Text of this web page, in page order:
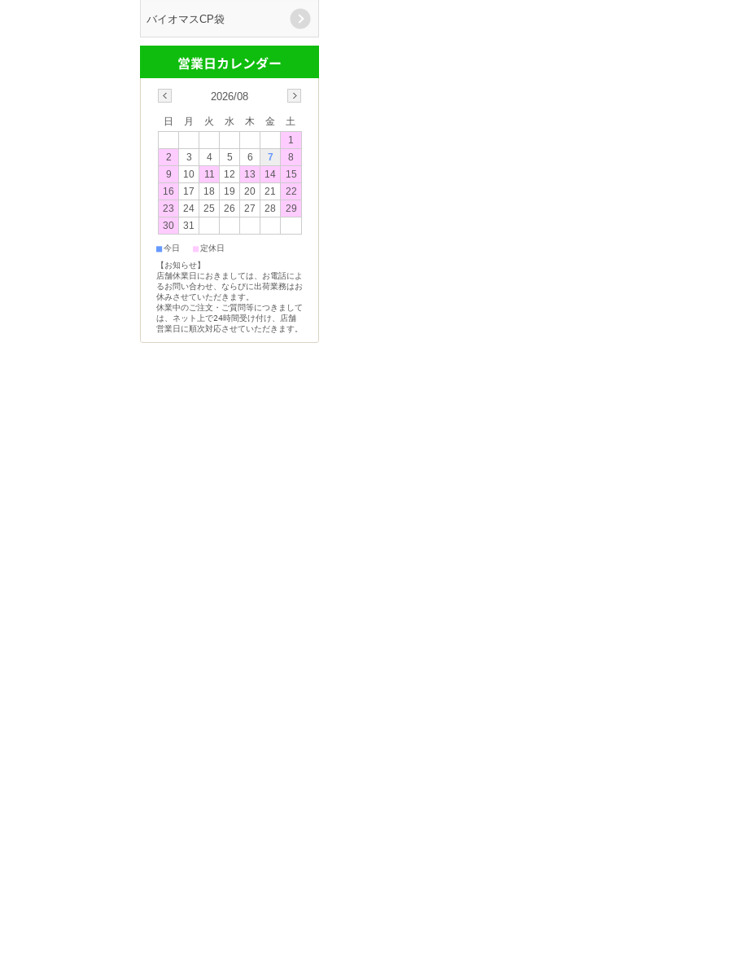
バイオマスCP袋
2026/08
日 月 火 水 木 金
土
1
2
3 4 5 6 7
8
9
10 11 12 13 14
15
16
17 18 19 20 21
22
23
24 25 26 27 28
29
30
31
■今日 ■定休日
【お知らせ】
店舗休業日におきましては、お電話によ
るお問い合わせ、ならびに出荷業務はお
休みさせていただきます。
休業中のご注文・ご質問等につきまして
は、ネット上で24時間受け付け、店舗
営業日に順次対応させていただきます。